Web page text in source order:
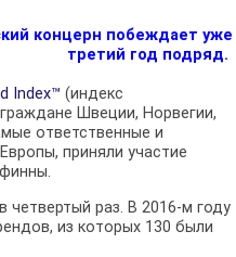
концерн побеждает уже
третий год подряд.
Index™ (индекс
Швеции, Норвегии,
ответственные и
приняли участие
раз. В 2016-м году
из которых 130 были